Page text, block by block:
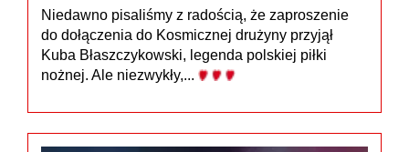
Niedawno pisaliśmy z radością, że zaproszenie
do dołączenia do Kosmicznej drużyny przyjął
Kuba Błaszczykowski, legenda polskiej piłki
nożnej. Ale niezwykły,...